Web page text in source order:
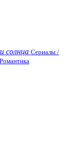
солнца Сериалы /